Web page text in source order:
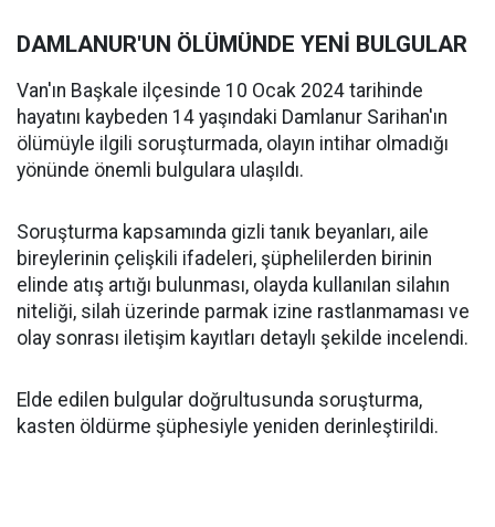
DAMLANUR'UN ÖLÜMÜNDE YENİ BULGULAR
Van'ın Başkale ilçesinde 10 Ocak 2024 tarihinde
hayatını kaybeden 14 yaşındaki Damlanur Sarihan'ın
ölümüyle ilgili soruşturmada, olayın intihar olmadığı
yönünde önemli bulgulara ulaşıldı.
Soruşturma kapsamında gizli tanık beyanları, aile
bireylerinin çelişkili ifadeleri, şüphelilerden birinin
elinde atış artığı bulunması, olayda kullanılan silahın
niteliği, silah üzerinde parmak izine rastlanmaması ve
olay sonrası iletişim kayıtları detaylı şekilde incelendi.
Elde edilen bulgular doğrultusunda soruşturma,
kasten öldürme şüphesiyle yeniden derinleştirildi.